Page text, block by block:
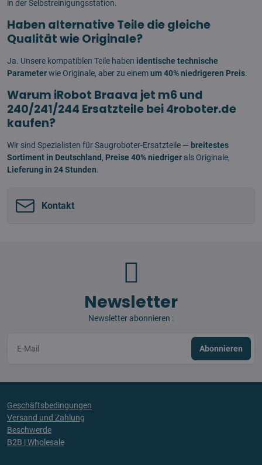
in der Selbstreinigungsstation.
Haben alternative Teile die gleiche
Qualität wie Originale?
Ja. Unsere kompatiblen Teile haben identische technische
Parameterwie Originale, aber zu einemum 40% niedrigeren Preis.
Warum iRobot Braava jet m6 und
240/241/244 Ersatzteile bei 4roboter.de
kaufen?
Wir sind Spezialisten für Saugroboter-Ersatzteile — breitestes
Sortiment in Deutschland, Preise 40% niedriger als Originale,
Lieferung in 24 Stunden.
Kontakt
Newsletter
Newsletter abonnieren :
Abonnieren
Geschäftsbedingungen
Versand und Zahlung
Beschwerde
B2B | Wholesale